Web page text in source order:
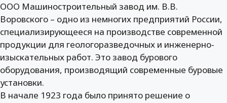
ООО Машиностроительный завод им. В.В.
Воровского – одно из немногих предприятий России,
специализирующееся на производстве современной
продукции для геологоразведочных и инженерно-
изыскательных работ. Это завод бурового
оборудования, производящий современные буровые
установки.
В начале 1923 года было принято решение о